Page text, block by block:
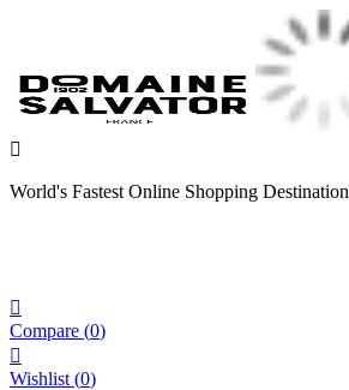

World's Fastest Online Shopping Destination

Compare (0)

Wishlist (0)